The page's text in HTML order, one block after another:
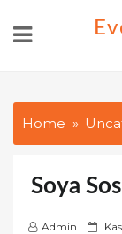
Home
Soya
Admin
P